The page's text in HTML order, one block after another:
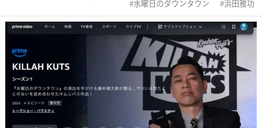
水曜日のダウンタウン 浜田雅功